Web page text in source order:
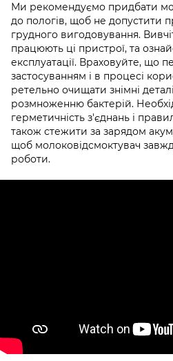
Ми рекомендуємо придбати
до пологів, щоб не допустити
грудного вигодовування.
працюють ці пристрої, та
експлуатації. Враховуйте, що
застосуванням і в процесі
ретельно очищати знімні
розмноженню бактерій.
герметичність з'єднань і
також стежити за зарядом
щоб молоковідсмоктувач
роботи.